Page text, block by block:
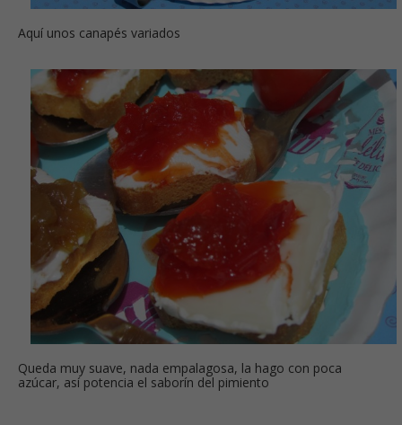
Aquí unos canapés variados
Queda muy suave, nada empalagosa, la hago con poca
azúcar, así potencia el saborín del pimiento